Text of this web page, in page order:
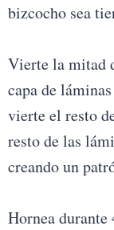
bizcocho sea
Vierte la mitad
capa de
vierte el resto
resto de las
creando un
Hornea durante